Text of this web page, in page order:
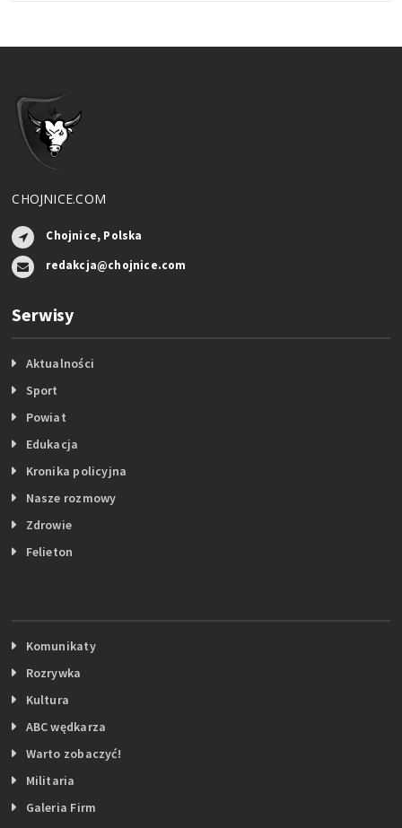
CHOJNICE.COM
Chojnice, Polska
redakcja@chojnice.com
Serwisy
Aktualności
Sport
Powiat
Edukacja
Kronika policyjna
Nasze rozmowy
Zdrowie
Felieton
Komunikaty
Rozrywka
Kultura
ABC wędkarza
Warto zobaczyć!
Militaria
Galeria Firm